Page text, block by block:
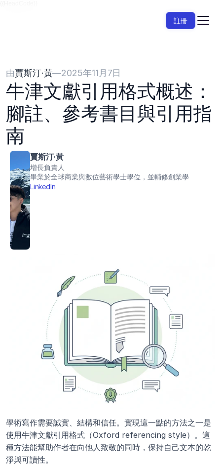
註冊
由賈斯汀·黃—2025年11月7日
牛津文獻引用格式概述：
腳註、參考書目與引用指
南
賈斯汀·黃
增長負責人
畢業於全球商業與數位藝術學士學位，並輔修創業學
LinkedIn
學術寫作需要誠實、結構和信任。實現這一點的方法之一是
使用牛津文獻引用格式（Oxford referencing style）。這
種方法能幫助作者在向他人致敬的同時，保持自己文本的乾
淨與可讀性。